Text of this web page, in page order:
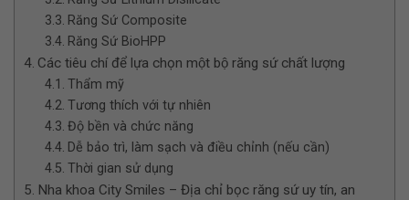
Răng Sứ Composite
Răng Sứ BioHPP
Các tiêu chí để lựa chọn một bộ răng sứ chất lượng
Thẩm mỹ
Tương thích với tự nhiên
Độ bền và chức năng
Dễ bảo trì, làm sạch và điều chỉnh (nếu cần)
Thời gian sử dụng
Nha khoa City Smiles – Địa chỉ bọc răng sứ uy tín, an